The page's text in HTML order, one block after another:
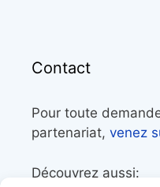
Contact
Pour toute
partenariat, venez
Découvrez aussi: